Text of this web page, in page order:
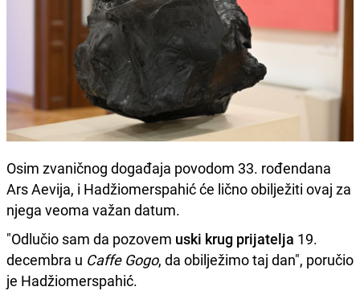
Osim zvaničnog događaja povodom 33. rođendana
Ars Aevija, i Hadžiomerspahić će lično obilježiti ovaj za
njega veoma važan datum.
"Odlučio sam da pozovem uski krug prijatelja 19.
decembra u Caffe Gogo, da obilježimo taj dan", poručio
je Hadžiomerspahić.